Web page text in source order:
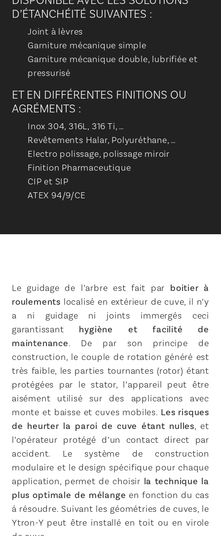
D’ÉTANCHÉITÉ SUIVANTES :
Joint à lèvres
Garniture mécanique simple
Garniture mécanique double, lubrifiée et
pressurisé
ET EN DIFFÉRENTES FINITIONS OU
AGRÉMENTS :
Inox 304, 316L, 316 Ti, …
Revêtements Halar, Polyuréthane, …
Electro polissage, polissage miroir
Finition Pharmaceutique
CIP et SIP
ATEX 94/9/CE
Le guidage de l’arbre est fait par boitier à
roulements localisé en extérieur de cuve, il n’y
a ni guidage ni joints immergés ceci
garantissant hygiène et facilité de
maintenance. De par son principe de
construction, le couple de rotation généré est
très faible, les parties tournantes (rotor) étant
protégées par le stator, l’appareil peut être
aisément utilisé sur des applications avec
monte et baisse et cuves mobiles. Les risques
de heurter la paroi de cuve étant nulles, et
l’opérateur protégé d’un contact direct par
accident. Le système de construction
modulaire et le design spécifique pour chaque
application, permet de choisir la technique la
plus optimale de mélange en fonction du cas
á résoudre. Suivant les géométries de cuves, le
Ytron-Y peut être installé en toit ou en virole